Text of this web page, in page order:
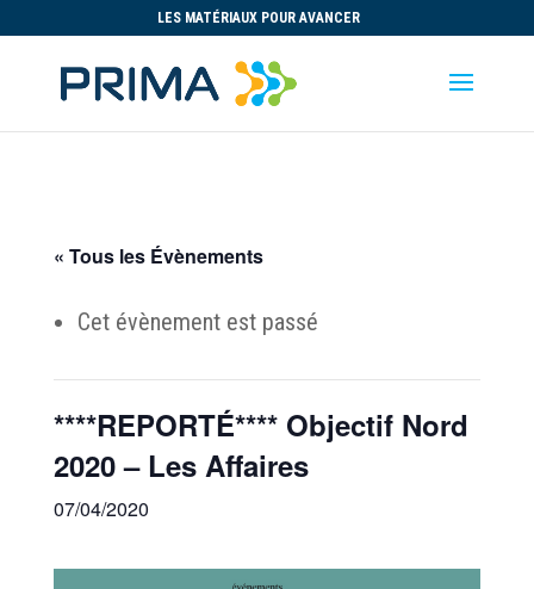
LES MATÉRIAUX POUR AVANCER
« Tous les Évènements
Cet évènement est passé
****REPORTÉ**** Objectif Nord
2020 – Les Affaires
07/04/2020